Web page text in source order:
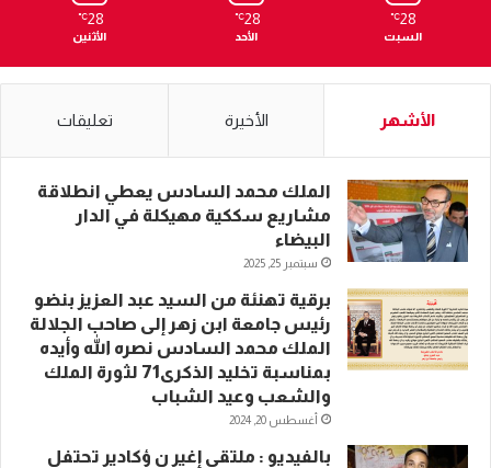
28
℃
السبت
28
℃
الأحد
28
℃
الأثنين
الأشهر الأخيرة تعليقات
الملك محمد السادس يعطي انطلاقة
مشاريع سككية مهيكلة في الدار
البيضاء
سبتمبر 25, 2025
برقية تهنئة من السيد عبد العزيز بنضو
رئيس جامعة ابن زهر إلى صاحب الجلالة
الملك محمد السادس نصره الله وأيده
بمناسبة تخليد الذكرى71 لثورة الملك
والشعب وعيد الشباب
أغسطس 20, 2024
بالفيديو : ملتقى إغير ن ؤكادير تحتفل